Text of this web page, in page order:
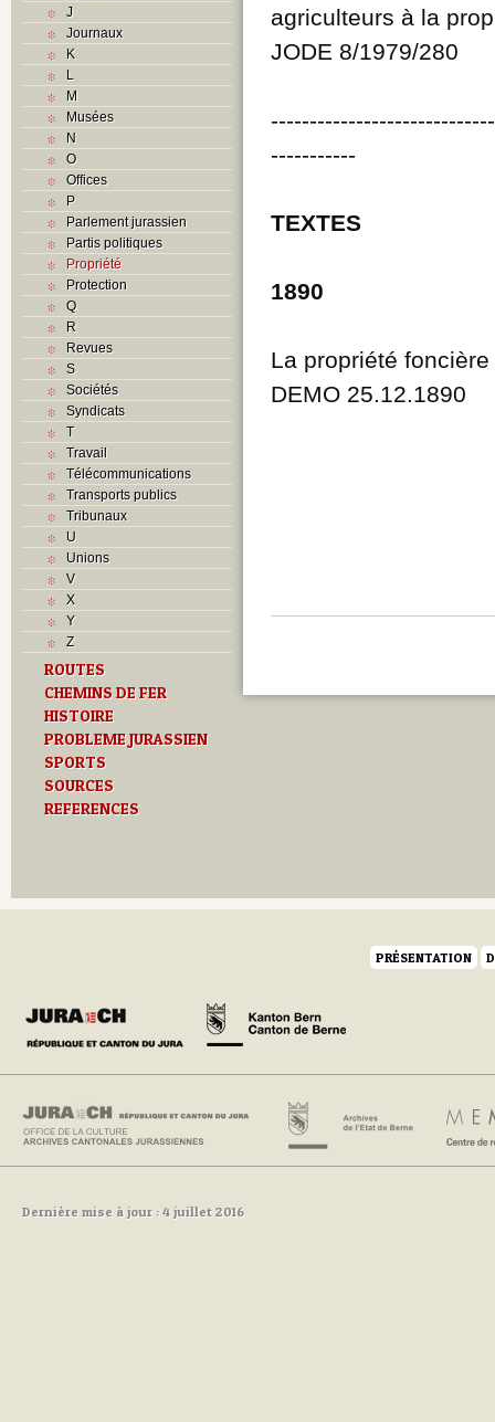
J
Journaux
K
L
M
Musées
N
O
Offices
P
Parlement jurassien
Partis politiques
Propriété
Protection
Q
R
Revues
S
Sociétés
Syndicats
T
Travail
Télécommunications
Transports publics
Tribunaux
U
Unions
V
X
Y
Z
ROUTES
CHEMINS DE FER
HISTOIRE
PROBLEME JURASSIEN
SPORTS
SOURCES
REFERENCES
agriculteurs à la
JODE 8/1979/280
-----------
TEXTES
1890
La propriété
DEMO 25.12.1890
PRÉSENTATION
Dernière mise à jour : 4 juillet 2016